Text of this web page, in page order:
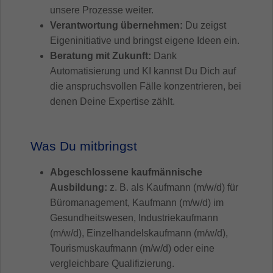
unsere Prozesse weiter.
Verantwortung übernehmen: Du zeigst
Eigeninitiative und bringst eigene Ideen ein.
Beratung mit Zukunft: Dank
Automatisierung und KI kannst Du Dich auf
die anspruchsvollen Fälle konzentrieren, bei
denen Deine Expertise zählt.
Was Du mitbringst
Abgeschlossene kaufmännische
Ausbildung: z. B. als Kaufmann (m/w/d) für
Büromanagement, Kaufmann (m/w/d) im
Gesundheitswesen, Industriekaufmann
(m/w/d), Einzelhandelskaufmann (m/w/d),
Tourismuskaufmann (m/w/d) oder eine
vergleichbare Qualifizierung.